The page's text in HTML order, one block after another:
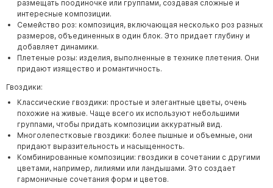
размещать поодиночке или группами, создавая сложные и
интересные композиции.
Семейство роз: композиция, включающая несколько роз разных
размеров, объединенных в один блок. Это придает глубину и
добавляет динамики.
Плетеные розы: изделия, выполненные в технике плетения. Они
придают изящество и романтичность.
Гвоздики:
Классические гвоздики: простые и элегантные цветы, очень
похожие на живые. Чаще всего их используют небольшими
группами, чтобы придать композиции аккуратный вид.
Многолепестковые гвоздики: более пышные и объемные, они
придают выразительность и насыщенность.
Комбинированные композиции: гвоздики в сочетании с другими
цветами, например, лилиями или ландышами. Это создает
гармоничные сочетания форм и цветов.